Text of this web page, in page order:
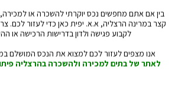
בין אם אתם מחפשים נכס יוקרתי להשכרה או למכירה,
קצר במרינה הרצליה, א.א. יפית כאן כדי לעזור לכם. צרו
לקבוע פגישה ולדון בדרישות הרכישה או
אנו מצפים לעזור לכם למצוא את הנכס המושלם
לאתר של בתים למכירה ולהשכרה בהרצליה